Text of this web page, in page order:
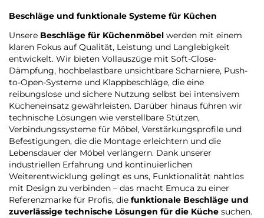
Beschläge und funktionale Systeme für Küchen
Unsere Beschläge für Küchenmöbel werden mit einem
klaren Fokus auf Qualität, Leistung und Langlebigkeit
entwickelt. Wir bieten Vollauszüge mit Soft-Close-
Dämpfung, hochbelastbare unsichtbare Scharniere, Push-
to-Open-Systeme und Klappbeschläge, die eine
reibungslose und sichere Nutzung selbst bei intensivem
Kücheneinsatz gewährleisten. Darüber hinaus führen wir
technische Lösungen wie verstellbare Stützen,
Verbindungssysteme für Möbel, Verstärkungsprofile und
Befestigungen, die die Montage erleichtern und die
Lebensdauer der Möbel verlängern. Dank unserer
industriellen Erfahrung und kontinuierlichen
Weiterentwicklung gelingt es uns, Funktionalität nahtlos
mit Design zu verbinden – das macht Emuca zu einer
Referenzmarke für Profis, die funktionale Beschläge und
zuverlässige technische Lösungen für die Küche suchen.